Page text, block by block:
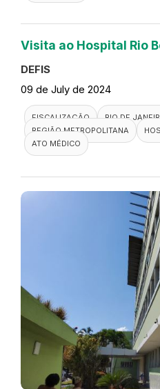
Visita ao Hospital Rio
DEFIS
09 de July de 2024
FISCALIZAÇÃO RIO DE
REGIÃO METROPOLITANA
ATO MÉDICO